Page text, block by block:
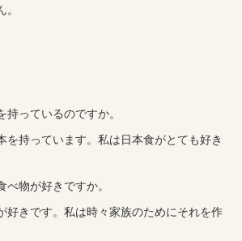
っているのですか。
を持っています。私は日本食がとても好き
物が好きですか。
好きです。私は時々家族のためにそれを作